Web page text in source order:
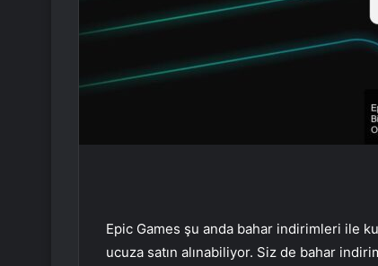
Epic Games şu anda bahar indirimleri ile
ucuza satın alınabiliyor. Siz de bahar